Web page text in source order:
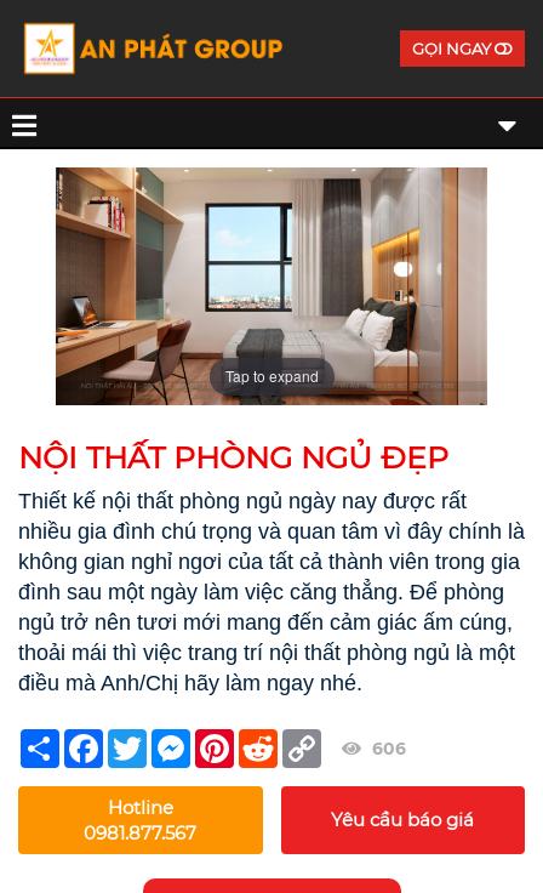
GỌI NGAY
Tap to expand
NỘI THẤT PHÒNG NGỦ ĐẸP
Thiết kế nội thất phòng ngủ ngày nay được rất
nhiều gia đình chú trọng và quan tâm vì đây chính là
không gian nghỉ ngơi của tất cả thành viên trong gia
đình sau một ngày làm việc căng thẳng. Để phòng
ngủ trở nên tươi mới mang đến cảm giác ấm cúng,
thoải mái thì việc trang trí nội thất phòng ngủ là một
điều mà Anh/Chị hãy làm ngay nhé.
Share Facebook
TwitterMessengerPinterest
Reddit Copy
Link
606
Hotline
0981.877.567
Yêu cầu báo giá